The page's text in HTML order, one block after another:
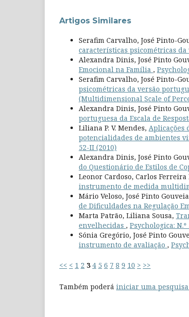
Artigos Similares
Serafim Carvalho, José Pinto-
características psicométricas
Alexandra Dinis, José Pinto
Emocional na Família ,
Serafim Carvalho, José Pinto-
psicométricas da versão
(Multidimensional Scale of
Alexandra Dinis, José Pinto
portuguesa da Escala de
Liliana P. V. Mendes, Aplicações
potencialidades de ambientes
52-II (2010)
Alexandra Dinis, José Pinto
do Questionário de Estilos de
Leonor Cardoso, Carlos Ferreira
instrumento de medida
Mário Veloso, José Pinto
de Dificuldades na Regulação
Marta Patrão, Liliana Sousa,
envelhecidas , Psychologica: N.º
Sónia Gregório, José Pinto
instrumento de avaliação ,
<< < 1 2 3 4 5 6 7 8 9 10 > >>
Também poderá iniciar uma